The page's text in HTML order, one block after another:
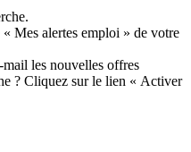
Mes alertes emploi » de votre
les nouvelles offres
? Cliquez sur le lien « Activer